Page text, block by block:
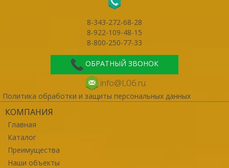
8-343-272-68-28
8-922-109-48-15
8-800-250-77-33
ОБРАТНЫЙ ЗВОНОК
info@L06.ru
Политика обработки и защиты персональных данных
КОМПАНИЯ
Главная
Каталог
Преимущества
Наши объекты